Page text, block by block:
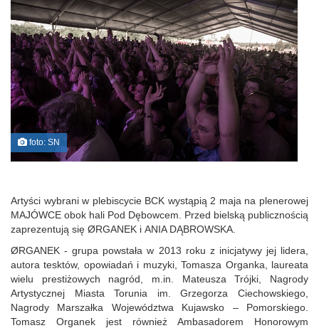
foto: SN
Artyści wybrani w plebiscycie BCK wystąpią 2 maja na plenerowej
MAJÓWCE obok hali Pod Dębowcem. Przed bielską publicznością
zaprezentują się ØRGANEK i ANIA DĄBROWSKA.
ØRGANEK - grupa powstała w 2013 roku z inicjatywy jej lidera,
autora tesktów, opowiadań i muzyki, Tomasza Organka, laureata
wielu prestiżowych nagród, m.in. Mateusza Trójki, Nagrody
Artystycznej Miasta Torunia im. Grzegorza Ciechowskiego,
Nagrody Marszałka Województwa Kujawsko – Pomorskiego.
Tomasz Organek jest również Ambasadorem Honorowym